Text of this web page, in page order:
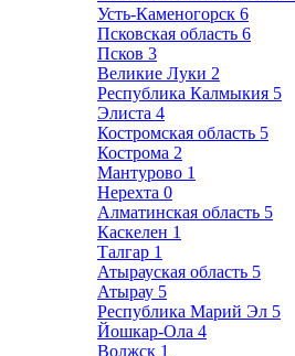
Усть-Каменогорск 6
Псковская область 6
Псков 3
Великие Луки 2
Республика Калмыкия 5
Элиста 4
Костромская область 5
Кострома 2
Мантурово 1
Нерехта 0
Алматинская область 5
Каскелен 1
Талгар 1
Атырауская область 5
Атырау 5
Республика Марий Эл 5
Йошкар-Ола 4
Волжск 1